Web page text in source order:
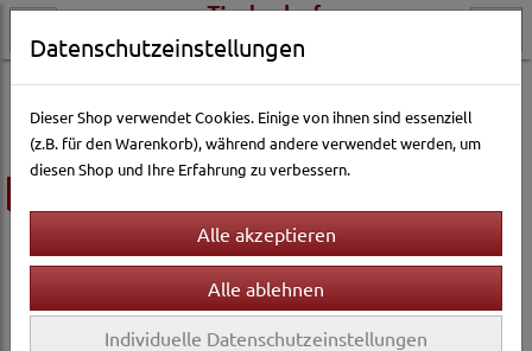
Hundewelt Pflege & Gesundheit Fellpflege Fellkämme
Datenschutzeinstellungen
Dieser Shop verwendet Cookies. Einige von ihnen sind essenziell
(z.B. für den Warenkorb), während andere verwendet werden, um
diesen Shop und Ihre Erfahrung zu verbessern.
Individuelle Datenschutzeinstellungen